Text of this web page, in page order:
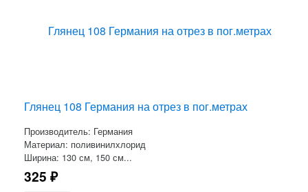
Глянец 108 Германия на отрез в пог.метрах
Производитель: Германия
Материал: поливинилхлорид
Ширина: 130 см, 150 см...
325 ₽